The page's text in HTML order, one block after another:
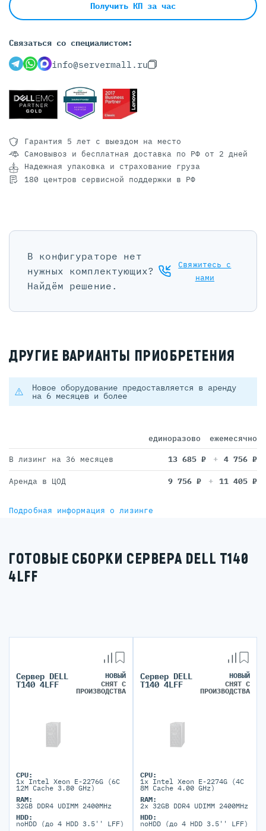
Получить КП за час
Связаться со специалистом:
info@servermall.ru
Гарантия 5 лет с выездом на место
Самовывоз и бесплатная доставка по РФ от 2 дней
Надежная упаковка и страхование груза
180 центров сервисной поддержки в РФ
В конфигураторе нет
нужных комплектующих?
Найдём решение.
Свяжитесь с
нами
ДРУГИЕ ВАРИАНТЫ ПРИОБРЕТЕНИЯ
Новое оборудование предоставляется в аренду
на 6 месяцев и более
единоразово ежемесячно
В лизинг на 36 месяцев 13 685 ₽ 4 756 ₽
Аренда в ЦОД 9 756 ₽ 11 405 ₽
Подробная информация о лизинге
ГОТОВЫЕ СБОРКИ СЕРВЕРА DELL T140
4LFF
Сервер DELL
T140 4LFF
НОВЫЙ
СНЯТ С
ПРОИЗВОДСТВА
CPU:
1x Intel Xeon E-2276G (6C
12M Cache 3.80 GHz)
RAM:
32GB DDR4 UDIMM 2400MHz
HDD:
noHDD (до 4 HDD 3.5'' LFF)
Сервер DELL
T140 4LFF
НОВЫЙ
СНЯТ С
ПРОИЗВОДСТВА
CPU:
1x Intel Xeon E-2274G (4C
8M Cache 4.00 GHz)
RAM:
2x 32GB DDR4 UDIMM 2400MHz
HDD:
noHDD (до 4 HDD 3.5'' LFF)